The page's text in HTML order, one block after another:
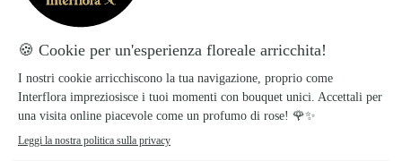
Macioce Giovanni
★★★★★4.5 (82)